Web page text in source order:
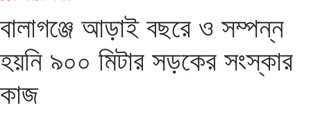
বালাগঞ্জে আড়াই বছরে ও সম্পন্ন
হয়নি ৯০০ মিটার সড়কের সংস্কার
কাজ